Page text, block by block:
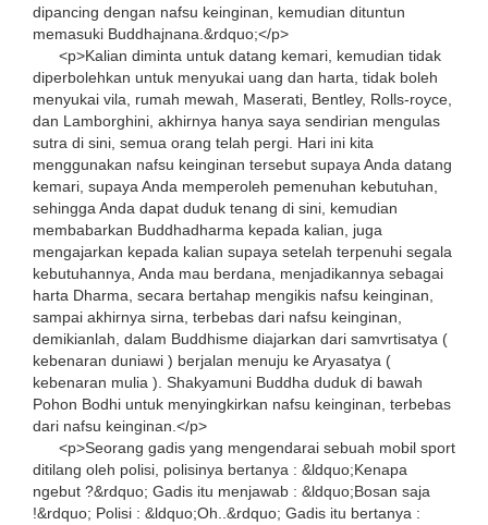
dipancing dengan nafsu keinginan, kemudian dituntun
memasuki Buddhajnana.&rdquo;</p>
<p>Kalian diminta untuk datang kemari, kemudian tidak
diperbolehkan untuk menyukai uang dan harta, tidak boleh
menyukai vila, rumah mewah, Maserati, Bentley, Rolls-royce,
dan Lamborghini, akhirnya hanya saya sendirian mengulas
sutra di sini, semua orang telah pergi. Hari ini kita
menggunakan nafsu keinginan tersebut supaya Anda datang
kemari, supaya Anda memperoleh pemenuhan kebutuhan,
sehingga Anda dapat duduk tenang di sini, kemudian
membabarkan Buddhadharma kepada kalian, juga
mengajarkan kepada kalian supaya setelah terpenuhi segala
kebutuhannya, Anda mau berdana, menjadikannya sebagai
harta Dharma, secara bertahap mengikis nafsu keinginan,
sampai akhirnya sirna, terbebas dari nafsu keinginan,
demikianlah, dalam Buddhisme diajarkan dari samvrtisatya (
kebenaran duniawi ) berjalan menuju ke Aryasatya (
kebenaran mulia ). Shakyamuni Buddha duduk di bawah
Pohon Bodhi untuk menyingkirkan nafsu keinginan, terbebas
dari nafsu keinginan.</p>
<p>Seorang gadis yang mengendarai sebuah mobil sport
ditilang oleh polisi, polisinya bertanya : &ldquo;Kenapa
ngebut ?&rdquo; Gadis itu menjawab : &ldquo;Bosan saja
!&rdquo; Polisi : &ldquo;Oh..&rdquo; Gadis itu bertanya :